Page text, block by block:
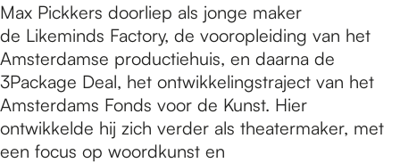
Max Pickkers doorliep als jonge maker
de Likeminds Factory, de vooropleiding van het
Amsterdamse productiehuis, en daarna de
3Package Deal, het ontwikkelingstraject van het
Amsterdams Fonds voor de Kunst. Hier
ontwikkelde hij zich verder als theatermaker, met
een focus op woordkunst en